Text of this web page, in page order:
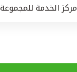
مركز الخدمة للمجموعة